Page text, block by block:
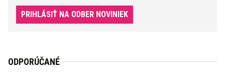
PRIHLÁSIŤ NA ODBER NOVINIEK
ODPORÚČANÉ